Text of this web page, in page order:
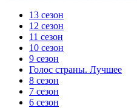
13 сезон
12 сезон
11 сезон
10 сезон
9 сезон
Голос страны. Лучшее
8 сезон
7 сезон
6 сезон